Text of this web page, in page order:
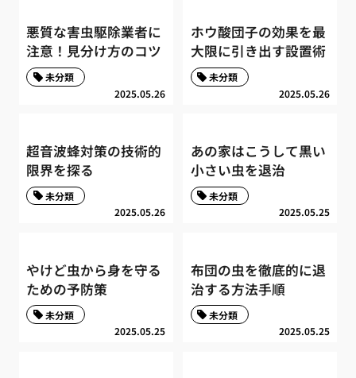
悪質な害虫駆除業者に
注意！見分け方のコツ
2025.05.26
未分類
ホウ酸団子の効果を最
大限に引き出す設置術
2025.05.26
未分類
超音波蜂対策の技術的
限界を探る
2025.05.26
未分類
あの家はこうして黒い
小さい虫を退治
2025.05.25
未分類
やけど虫から身を守る
ための予防策
2025.05.25
未分類
布団の虫を徹底的に退
治する方法手順
2025.05.25
未分類